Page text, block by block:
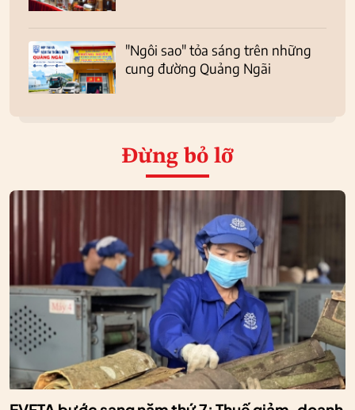
"Ngôi sao" tỏa sáng trên những
cung đường Quảng Ngãi
Đừng bỏ lỡ